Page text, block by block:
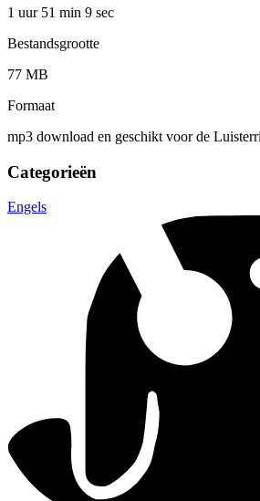
1 uur 51 min 9 sec
Bestandsgrootte
77 MB
Formaat
mp3 download en geschikt voor de
Categorieën
Engels